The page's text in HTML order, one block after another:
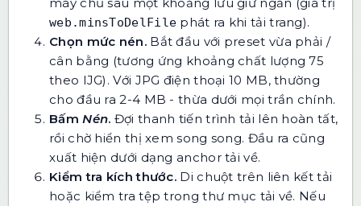
web.minsToDelFile phát ra khi tải trang).
Chọn mức nén.Bắt đầu với preset vừa phải /
cân bằng (tương ứng khoảng chất lượng 75
theo IJG). Với JPG điện thoại 10 MB, thường
cho đầu ra 2-4 MB - thừa dưới mọi trần chính.
BấmNén. Đợi thanh tiến trình tải lên hoàn tất,
rồi chờ hiển thị xem song song. Đầu ra cũng
xuất hiện dưới dạng anchor tải về.
Kiểm tra kích thước. Di chuột trên liên kết tải
hoặc kiểm tra tệp trong thư mục tải về. Nếu